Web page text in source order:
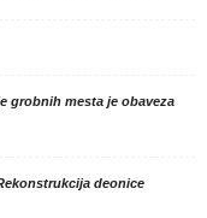
grobnih mesta je obaveza
deonice